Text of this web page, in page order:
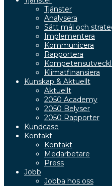
Tjänster
Analysera
Sätt mål och
Implementera
Kommunicera
Rapportera
Klimatfinansiera
Kunskap & Aktuellt
Aktuellt
2050 Academy
2050 Belyser
2050 Rapporter
Kundcase
Kontakt
Kontakt
Medarbetare
Press
Jobb
Jobba hos oss